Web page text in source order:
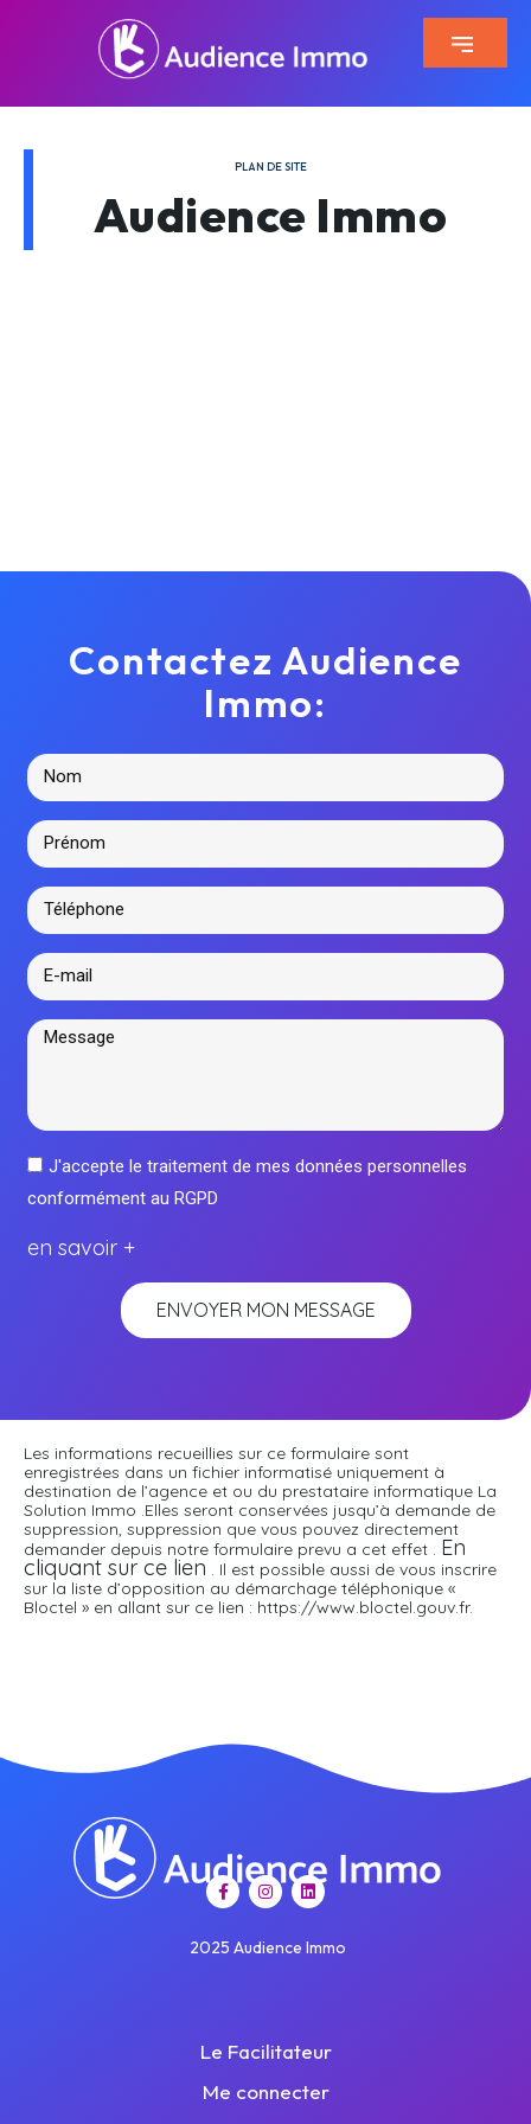
PLAN DE SITE
Audience Immo
Contactez Audience
Immo:
J'accepte le traitement de mes données personnelles
conformément au RGPD
en savoir +
ENVOYER MON MESSAGE
Les informations recueillies sur ce formulaire sont
enregistrées dans un fichier informatisé uniquement à
destination de l’agence et ou du prestataire informatique La
Solution Immo .Elles seront conservées jusqu’à demande de
suppression, suppression que vous pouvez directement
demander depuis notre formulaire prevu a cet effet . En
cliquant sur ce lien . Il est possible aussi de vous inscrire
sur la liste d’opposition au démarchage téléphonique «
Bloctel » en allant sur ce lien : https://www.bloctel.gouv.fr.
2025 Audience Immo
Le Facilitateur
Me connecter